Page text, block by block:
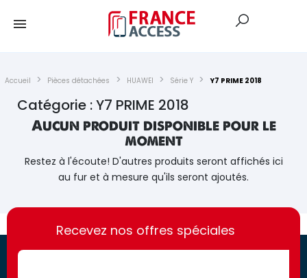
Accueil Pièces détachées HUAWEI Série Y Y7 PRIME 2018
Catégorie : Y7 PRIME 2018
Aucun produit disponible pour le
moment
Restez à l'écoute! D'autres produits seront affichés ici
au fur et à mesure qu'ils seront ajoutés.
https://france-
access.fr
https://france-
access.fr
Recevez nos offres spéciales